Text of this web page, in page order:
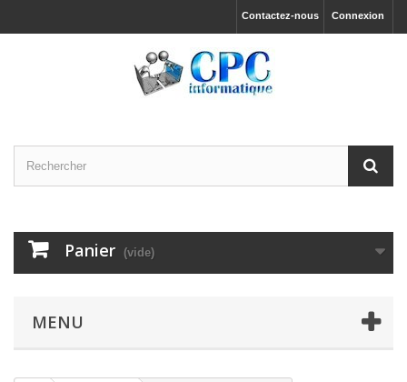
Connexion
Contactez-nous
Panier (vide)
MENU